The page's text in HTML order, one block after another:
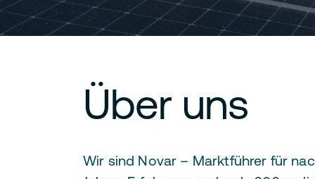
Über uns
Wir sind Novar – Marktführer für